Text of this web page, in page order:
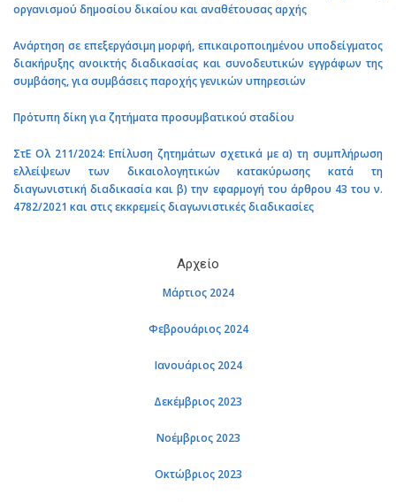
οργανισμού δημοσίου δικαίου και αναθέτουσας αρχής
Ανάρτηση σε επεξεργάσιμη μορφή, επικαιροποιημένου υποδείγματος
διακήρυξης ανοικτής διαδικασίας και συνοδευτικών εγγράφων της
συμβάσης, για συμβάσεις παροχής γενικών υπηρεσιών
Πρότυπη δίκη για ζητήματα προσυμβατικού σταδίου
ΣτΕ Ολ 211/2024: Επίλυση ζητημάτων σχετικά με α) τη συμπλήρωση
ελλείψεων των δικαιολογητικών κατακύρωσης κατά τη
διαγωνιστική διαδικασία και β) την εφαρμογή του άρθρου 43 του ν.
4782/2021 και στις εκκρεμείς διαγωνιστικές διαδικασίες
Αρχείο
Μάρτιος 2024
Φεβρουάριος 2024
Ιανουάριος 2024
Δεκέμβριος 2023
Νοέμβριος 2023
Οκτώβριος 2023